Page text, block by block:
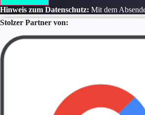
Hinweis zum Datenschutz: Mit dem
Stolzer Partner von: